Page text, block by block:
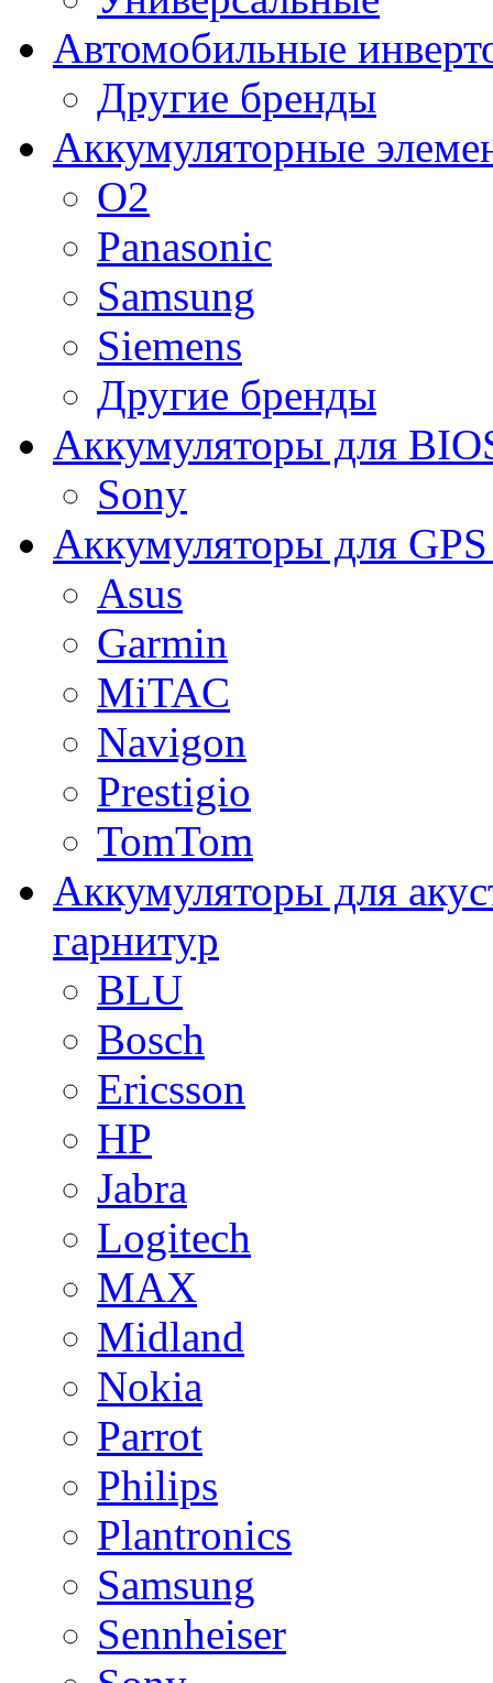
Автомобильные
Другие бренды
Аккумуляторные
O2
Panasonic
Samsung
Siemens
Другие бренды
Аккумуляторы для
Sony
Аккумуляторы для GPS
Asus
Garmin
MiTAC
Navigon
Prestigio
TomTom
Аккумуляторы для
гарнитур
BLU
Bosch
Ericsson
HP
Jabra
Logitech
MAX
Midland
Nokia
Parrot
Philips
Plantronics
Samsung
Sennheiser